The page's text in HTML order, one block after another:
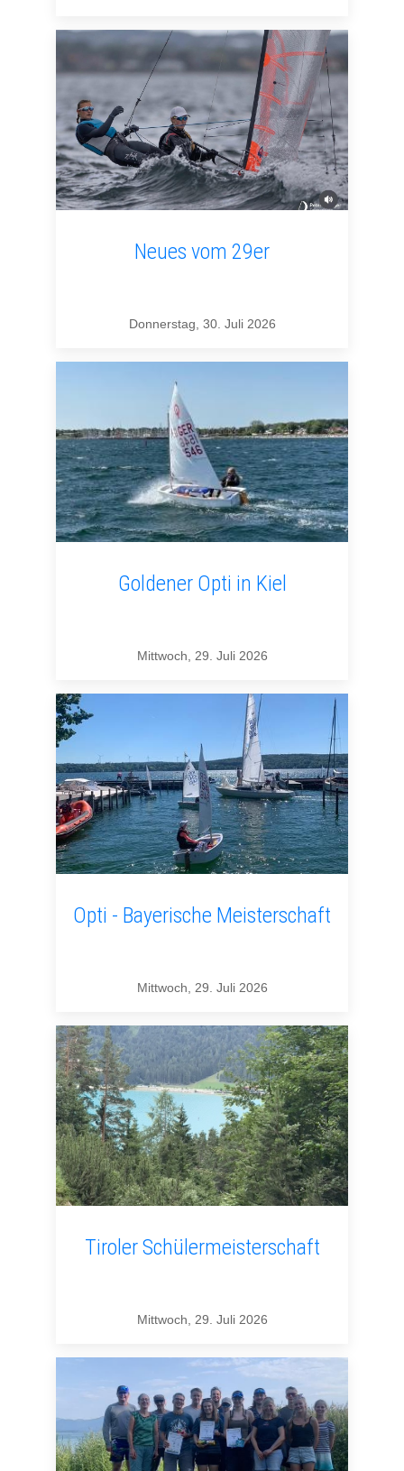
Neues vom 29er
Donnerstag, 30. Juli 2026
Goldener Opti in Kiel
Mittwoch, 29. Juli 2026
Opti - Bayerische Meisterschaft
Mittwoch, 29. Juli 2026
Tiroler Schülermeisterschaft
Mittwoch, 29. Juli 2026